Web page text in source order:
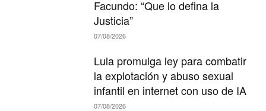
Facundo: “Que lo defina la
Justicia”
07/08/2026
Lula promulga ley para combatir
la explotación y abuso sexual
infantil en internet con uso de IA
07/08/2026